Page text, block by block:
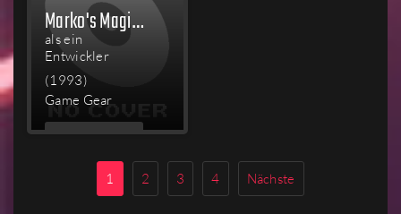
Marko's Magic Football
als ein
Entwickler
(1993)
Game Gear
MEHR
1 2 3 4 Nächste